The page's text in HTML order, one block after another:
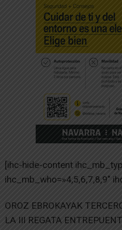
[ihc-hide-content
ihc_mb_who=»4,5,6,7,8,9″
OROZ EBROKAYAK
LA III REGATA